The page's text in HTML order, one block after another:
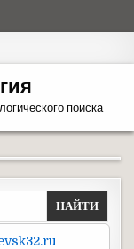
поиска